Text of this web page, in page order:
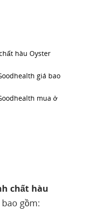
hàu Oyster
giá bao
mua ở
chất hàu
bao gồm: